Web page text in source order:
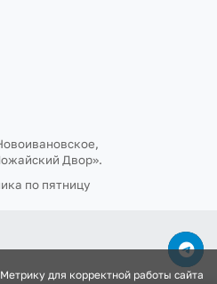
для корректной работы сайта
Двор».
по пятницу